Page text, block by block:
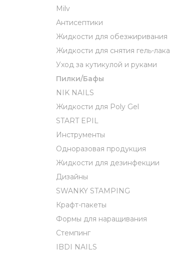
Milv
Антисептики
Жидкости для обезжиривания
Жидкости для снятия гель-лака
Уход за кутикулой и руками
Пилки/Бафы
NIK NAILS
Жидкости для Poly Gel
START EPIL
Инструменты
Одноразовая продукция
Жидкости для дезинфекции
Дизайны
SWANKY STAMPING
Крафт-пакеты
Формы для наращивания
Стемпинг
IBDI NAILS